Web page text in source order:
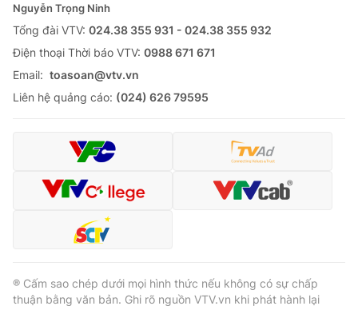
Nguyễn Trọng Ninh
Tổng đài VTV: 024.38 355 931 - 024.38 355 932
Ðiện thoại Thời báo VTV: 0988 671 671
Email: toasoan@vtv.vn
Liên hệ quảng cáo: (024) 626 79595
® Cấm sao chép dưới mọi hình thức nếu không có sự chấp
thuận bằng văn bản. Ghi rõ nguồn VTV.vn khi phát hành lại